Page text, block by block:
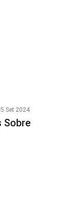
Set 2024
Sobre